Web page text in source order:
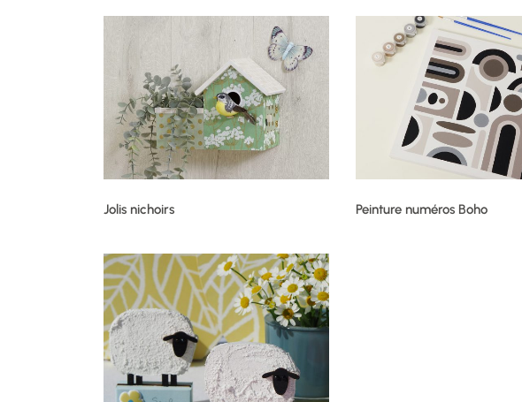
Jolis nichoirs Peinture numéros Boho